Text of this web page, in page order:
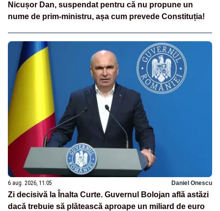
Nicușor Dan, suspendat pentru că nu propune un
nume de prim-ministru, așa cum prevede Constituția!
6 aug. 2026, 11:05 Daniel Onescu
Zi decisivă la Înalta Curte. Guvernul Bolojan află astăzi
dacă trebuie să plătească aproape un miliard de euro